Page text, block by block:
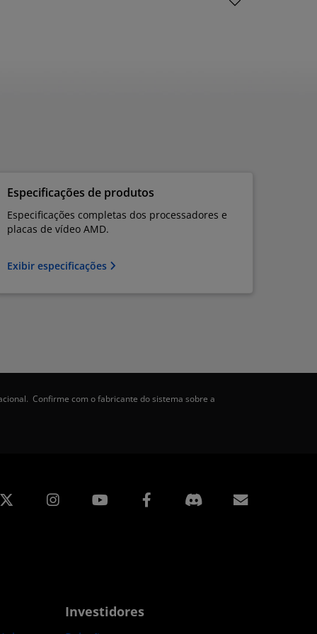
Especificações de produtos
Especificações completas dos processadores e
placas de vídeo AMD.
Exibir especificações
Confirme com o fabricante do sistema sobre a
Instagram Facebook
Investidores